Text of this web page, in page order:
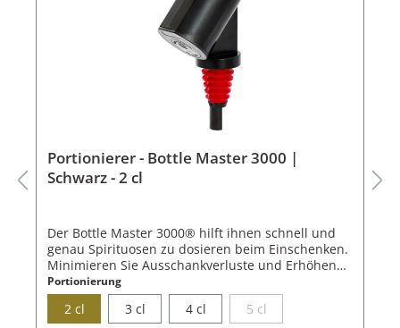
Portionierer - Bottle Master 3000 |
Schwarz - 2 cl
Der Bottle Master 3000® hilft ihnen schnell und
genau Spirituosen zu dosieren beim Einschenken.
Minimieren Sie Ausschankverluste und Erhöhen
die Ausschankgeschwindigkeit.Halten Sie die
Spirituosen Flasche mit dem Bottle Master 3000®
im 45°-Winkel über das Glas. Der Portionierer füllt
Portionierung
2 cl 3 cl 4 cl 5 cl